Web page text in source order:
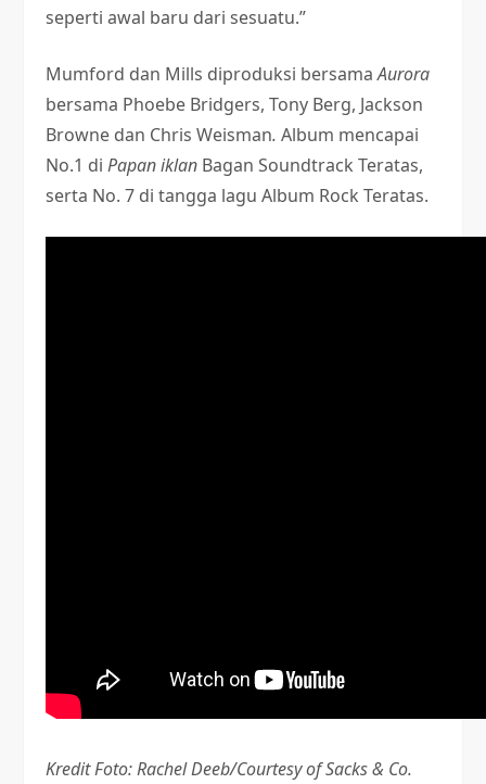
seperti awal baru dari sesuatu.”
Mumford dan Mills diproduksi bersamaAurora
bersama Phoebe Bridgers, Tony Berg, Jackson
Browne dan Chris Weisman.Album mencapai
No.1 diPapan iklan Bagan Soundtrack Teratas,
serta No. 7 di tangga lagu Album Rock Teratas.
Kredit Foto: Rachel Deeb/Courtesy of Sacks & Co.